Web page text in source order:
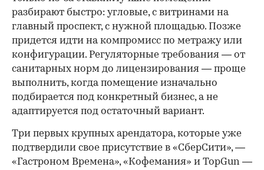
разбирают быстро: угловые, с витринами на
главный проспект, с нужной площадью. Позже
придется идти на компромисс по метражу или
конфигурации. Регуляторные требования — от
санитарных норм до лицензирования — проще
выполнить, когда помещение изначально
подбирается под конкретный бизнес, а не
адаптируется под остаточный вариант.
Три первых крупных арендатора, которые уже
подтвердили свое присутствие в «СберСити», —
«Гастроном Времена», «Кофемания» и TopGun —